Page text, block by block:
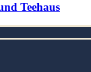
Teehaus